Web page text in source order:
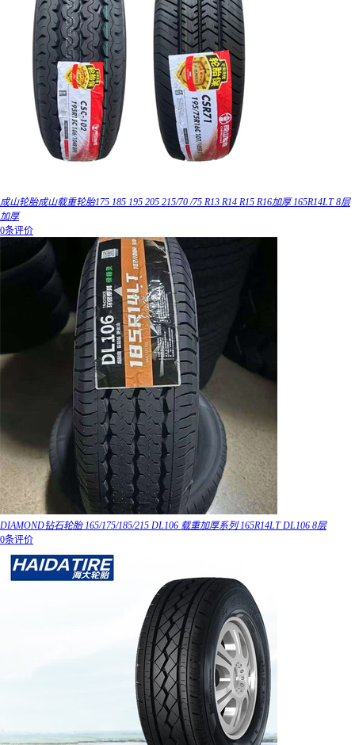
成山轮胎成山载重轮胎175 185 195 205 215/70 /75 R13 R14 R15 R16加厚 165R14LT 8层
加厚
0条评价
DIAMOND钻石轮胎 165/175/185/215 DL106 载重加厚系列 165R14LT DL106 8层
0条评价